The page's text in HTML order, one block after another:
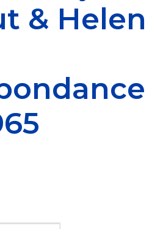
& Helen